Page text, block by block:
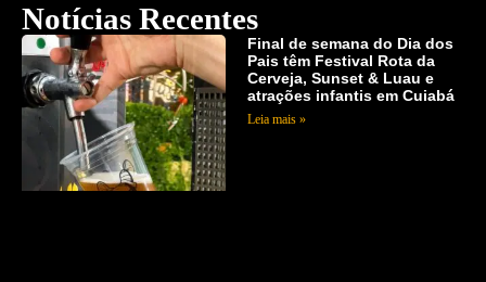
Notícias Recentes
Final de semana do Dia dos
Pais têm Festival Rota da
Cerveja, Sunset & Luau e
atrações infantis em Cuiabá
Leia mais »